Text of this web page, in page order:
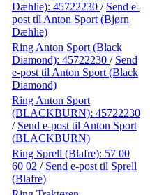
Dæhlie): 45722230 / Send e-
post til Anton Sport (Bjørn
Dæhlie)
Ring Anton Sport (Black
Diamond): 45722230 / Send
e-post til Anton Sport (Black
Diamond)
Ring Anton Sport
(BLACKBURN): 45722230
/ Send e-post til Anton Sport
(BLACKBURN)
Ring Sprell (Blafre): 57 00
60 02 / Send e-post til Sprell
(Blafre)